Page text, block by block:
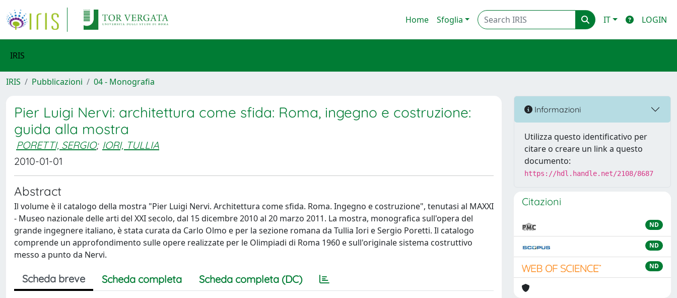
Home Sfoglia IT LOGIN
IRIS
IRIS Pubblicazioni 04 - Monografia
Pier Luigi Nervi: architettura come sfida: Roma, ingegno e costruzione:
guida alla mostra
PORETTI, SERGIO; IORI, TULLIA
2010-01-01
Abstract
Il volume è il catalogo della mostra "Pier Luigi Nervi. Architettura come sfida. Roma. Ingegno e costruzione", tenutasi al MAXXI
- Museo nazionale delle arti del XXI secolo, dal 15 dicembre 2010 al 20 marzo 2011. La mostra, monografica sull'opera del
grande ingegnere italiano, è stata curata da Carlo Olmo e per la sezione romana da Tullia Iori e Sergio Poretti. Il catalogo
comprende un approfondimento sulle opere realizzate per le Olimpiadi di Roma 1960 e sull'originale sistema costruttivo
messo a punto da Nervi.
Scheda breve Scheda completa Scheda completa (DC)
Informazioni
Utilizza questo identificativo per
citare o creare un link a questo
documento:
https://hdl.handle.net/2108/8687
Citazioni
ND
ND
ND